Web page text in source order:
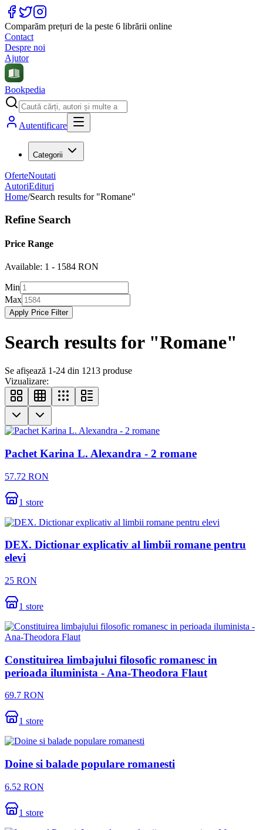
Comparăm prețuri de la peste 6 librării online
Contact
Despre noi
Ajutor
Bookpedia
Autentificare
Categorii
OferteNoutati
AutoriEdituri
Home/Search results for "Romane"
Refine Search
Price Range
Available: 1 - 1584 RON
Min
Max
Apply Price Filter
Search results for "Romane"
Se afișează 1-24 din 1213 produse
Vizualizare:
Pachet Karina L. Alexandra - 2 romane
57.72 RON
1 store
DEX. Dictionar explicativ al limbii romane pentru
elevi
25 RON
1 store
Constituirea limbajului filosofic romanesc in
perioada iluminista - Ana-Theodora Flaut
69.7 RON
1 store
Doine si balade populare romanesti
6.52 RON
1 store